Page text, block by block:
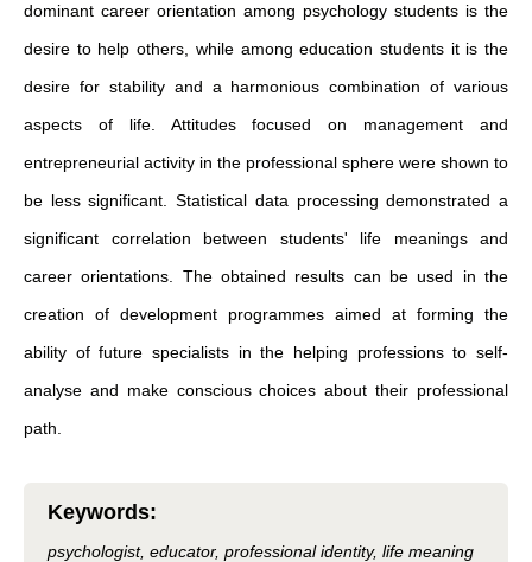
dominant career orientation among psychology students is the
desire to help others, while among education students it is the
desire for stability and a harmonious combination of various
aspects of life. Attitudes focused on management and
entrepreneurial activity in the professional sphere were shown to
be less significant. Statistical data processing demonstrated a
significant correlation between students' life meanings and
career orientations. The obtained results can be used in the
creation of development programmes aimed at forming the
ability of future specialists in the helping professions to self-
analyse and make conscious choices about their professional
path.
Keywords:
psychologist, educator, professional identity, life meaning